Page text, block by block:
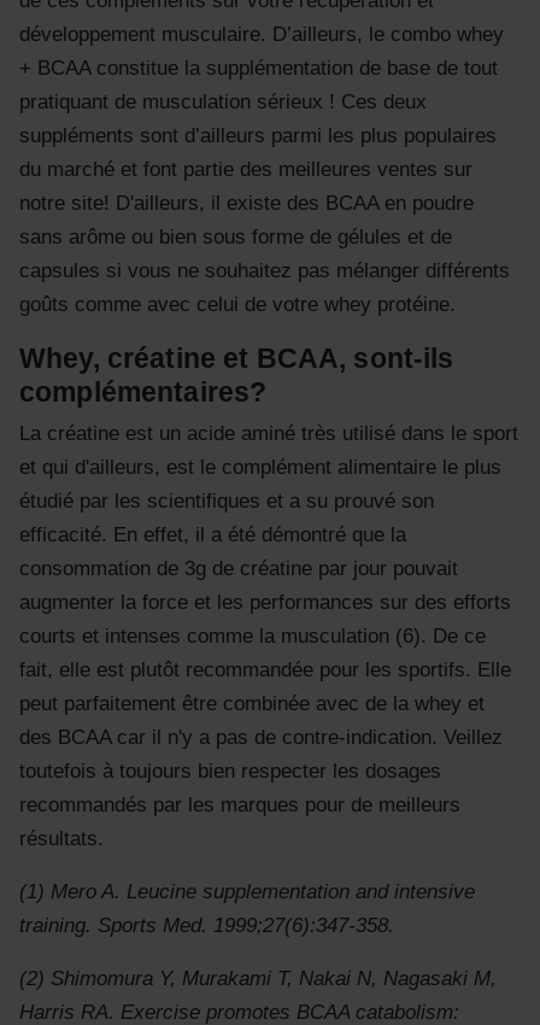
développement musculaire. D’ailleurs, le combo whey
+ BCAA constitue la supplémentation de base de tout
pratiquant de musculation sérieux ! Ces deux
suppléments sont d’ailleurs parmi les plus populaires
du marché et font partie des meilleures ventes sur
notre site! D'ailleurs, il existe des BCAA en poudre
sans arôme ou bien sous forme de gélules et de
capsules si vous ne souhaitez pas mélanger différents
goûts comme avec celui de votre whey protéine.
Whey, créatine et BCAA, sont-ils
complémentaires?
La créatine est un acide aminé très utilisé dans le sport
et qui d'ailleurs, est le complément alimentaire le plus
étudié par les scientifiques et a su prouvé son
efficacité. En effet, il a été démontré que la
consommation de 3g de créatine par jour pouvait
augmenter la force et les performances sur des efforts
courts et intenses comme la musculation (6). De ce
fait, elle est plutôt recommandée pour les sportifs. Elle
peut parfaitement être combinée avec de la whey et
des BCAA car il n'y a pas de contre-indication. Veillez
toutefois à toujours bien respecter les dosages
recommandés par les marques pour de meilleurs
résultats.
(1) Mero A. Leucine supplementation and intensive
training. Sports Med. 1999;27(6):347-358.
(2) Shimomura Y, Murakami T, Nakai N, Nagasaki M,
Harris RA. Exercise promotes BCAA catabolism: